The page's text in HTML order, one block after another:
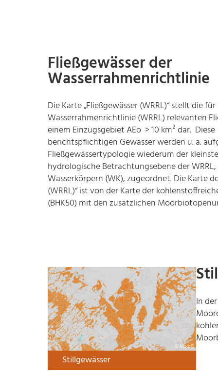
Fließgewässer der
Wasserrahmenrichtlinie
Die Karte „Fließgewässer (WRRL)“ stellt die
Wasserrahmenrichtlinie (WRRL) relevanten
einem Einzugsgebiet AEo > 10 km² dar. Diese
berichtspflichtigen Gewässer werden u. a.
Fließgewässertypologie wiederum der
hydrologische Betrachtungsebene der
Wasserkörpern (WK), zugeordnet. Die Karte
(WRRL)“ ist von der Karte der
(BHK50) mit den zusätzlichen
© MoorIS
Stillgewässer
In